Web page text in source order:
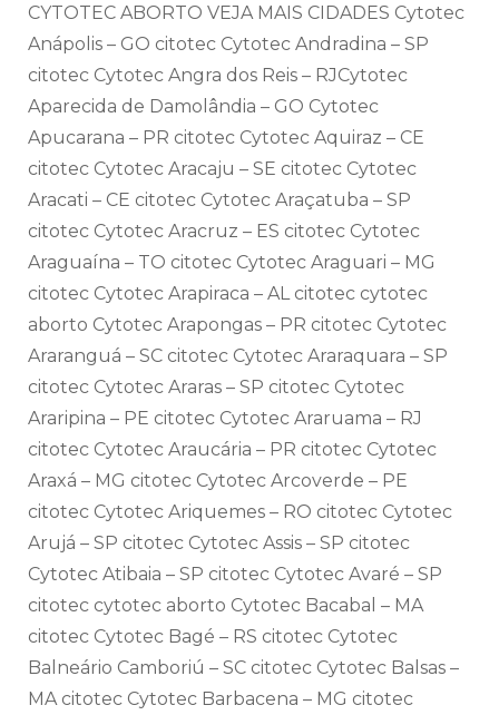
CYTOTEC ABORTO VEJA MAIS CIDADES Cytotec
Anápolis – GO citotec Cytotec Andradina – SP
citotec Cytotec Angra dos Reis – RJCytotec
Aparecida de Damolândia – GO Cytotec
Apucarana – PR citotec Cytotec Aquiraz – CE
citotec Cytotec Aracaju – SE citotec Cytotec
Aracati – CE citotec Cytotec Araçatuba – SP
citotec Cytotec Aracruz – ES citotec Cytotec
Araguaína – TO citotec Cytotec Araguari – MG
citotec Cytotec Arapiraca – AL citotec cytotec
aborto Cytotec Arapongas – PR citotec Cytotec
Araranguá – SC citotec Cytotec Araraquara – SP
citotec Cytotec Araras – SP citotec Cytotec
Araripina – PE citotec Cytotec Araruama – RJ
citotec Cytotec Araucária – PR citotec Cytotec
Araxá – MG citotec Cytotec Arcoverde – PE
citotec Cytotec Ariquemes – RO citotec Cytotec
Arujá – SP citotec Cytotec Assis – SP citotec
Cytotec Atibaia – SP citotec Cytotec Avaré – SP
citotec cytotec aborto Cytotec Bacabal – MA
citotec Cytotec Bagé – RS citotec Cytotec
Balneário Camboriú – SC citotec Cytotec Balsas –
MA citotec Cytotec Barbacena – MG citotec